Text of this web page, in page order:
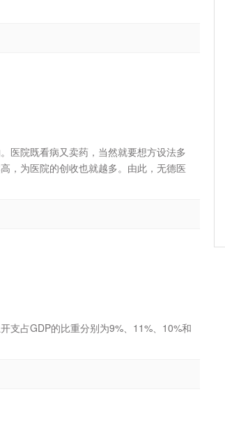
医院既看病又卖药，当然就要想方设法多
，为医院的创收也就越多。由此，无德医
支占GDP的比重分别为9%、11%、10%和